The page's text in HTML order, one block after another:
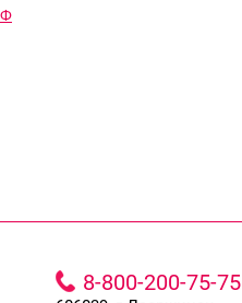
8-800-200-75-75